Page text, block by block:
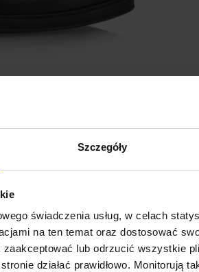
Szczegóły
świadczenia usług, w celach
na ten temat oraz dostosować
lub odrzucić wszystkie
działać prawidłowo. Monitorują